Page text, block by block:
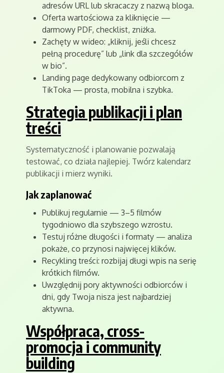
adresów URL lub skracaczy z nazwą bloga.
Oferta wartościowa za kliknięcie —
darmowy PDF, checklist, zniżka.
Zachęty w wideo: „kliknij, jeśli chcesz
pełną procedurę” lub „link dla szczegółów
w bio”.
Landing page dedykowany odbiorcom z
TikToka — prosta, mobilna i szybka.
Strategia publikacji i plan
treści
Systematyczność i planowanie pozwalają
testować, co działa najlepiej. Twórz kalendarz
publikacji i mierz wyniki.
Jak zaplanować
Publikuj regularnie — 3–5 filmów
tygodniowo dla szybszego wzrostu.
Testuj różne długości i formaty — analiza
pokaże, co przynosi najwięcej klików.
Recykling treści: rozbijaj długi wpis na serię
krótkich filmów.
Uwzględnij pory aktywności odbiorców i
dni, gdy Twoja nisza jest najbardziej
aktywna.
Współpraca, cross-
promocja i community
building